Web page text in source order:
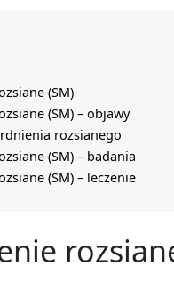
(SM)
(SM) – objawy
rozsianego
(SM) – badania
(SM) – leczenie